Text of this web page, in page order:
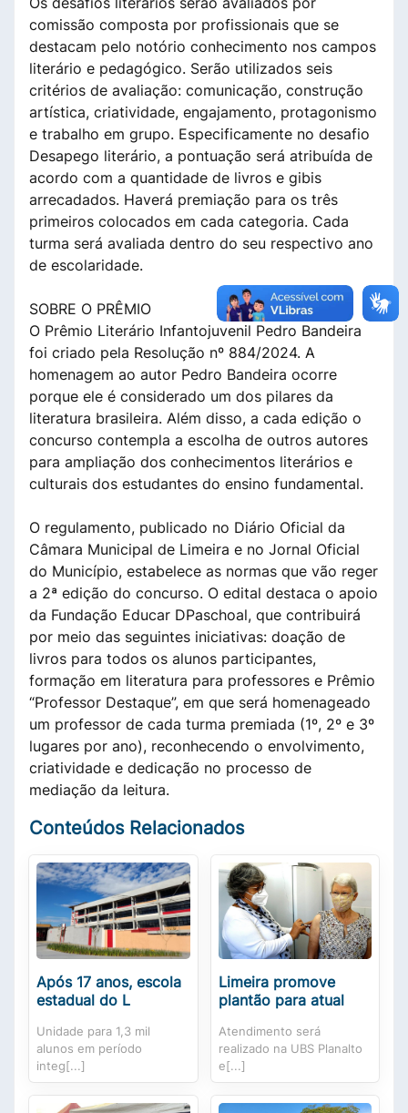
comissão composta por profissionais que se
destacam pelo notório conhecimento nos campos
literário e pedagógico. Serão utilizados seis
critérios de avaliação: comunicação, construção
artística, criatividade, engajamento, protagonismo
e trabalho em grupo. Especificamente no desafio
Desapego literário, a pontuação será atribuída de
acordo com a quantidade de livros e gibis
arrecadados. Haverá premiação para os três
primeiros colocados em cada categoria. Cada
turma será avaliada dentro do seu respectivo ano
de escolaridade.
SOBRE O PRÊMIO
O Prêmio Literário Infantojuvenil Pedro Bandeira
foi criado pela Resolução nº 884/2024. A
homenagem ao autor Pedro Bandeira ocorre
porque ele é considerado um dos pilares da
literatura brasileira. Além disso, a cada edição o
concurso contempla a escolha de outros autores
para ampliação dos conhecimentos literários e
culturais dos estudantes do ensino fundamental.
O regulamento, publicado no Diário Oficial da
Câmara Municipal de Limeira e no Jornal Oficial
do Município, estabelece as normas que vão reger
a 2ª edição do concurso. O edital destaca o apoio
da Fundação Educar DPaschoal, que contribuirá
por meio das seguintes iniciativas: doação de
livros para todos os alunos participantes,
formação em literatura para professores e Prêmio
“Professor Destaque”, em que será homenageado
um professor de cada turma premiada (1º, 2º e 3º
lugares por ano), reconhecendo o envolvimento,
criatividade e dedicação no processo de
mediação da leitura.
Conteúdos Relacionados
Após 17 anos, escola
estadual do L
Unidade para 1,3 mil
alunos em período
integ[...]
Limeira promove
plantão para atual
Atendimento será
realizado na UBS Planalto
e[...]